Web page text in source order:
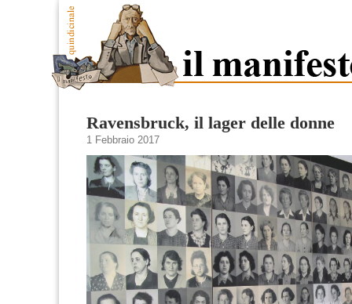
Ravensbruck, il lager delle donne
1 Febbraio 2017